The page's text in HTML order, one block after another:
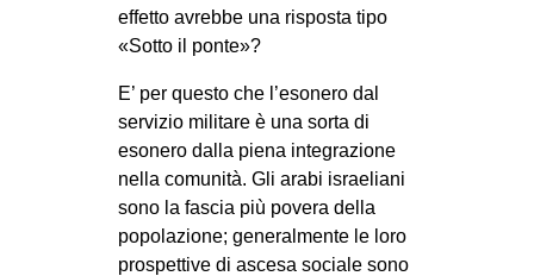
effetto avrebbe una risposta tipo
«Sotto il ponte»?
E’ per questo che l’esonero dal
servizio militare è una sorta di
esonero dalla piena integrazione
nella comunità. Gli arabi israeliani
sono la fascia più povera della
popolazione; generalmente le loro
prospettive di ascesa sociale sono